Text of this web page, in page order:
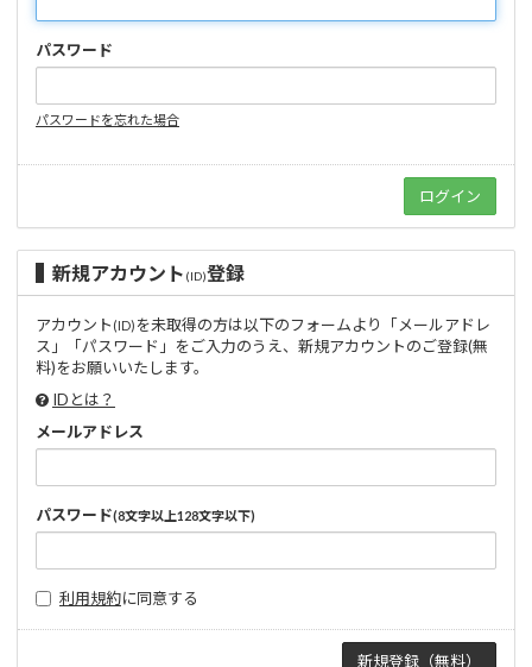
パスワード
パスワードを忘れた場合
新規アカウント (ID)登録
アカウント (ID) を未取得の方は以下のフォームより「メールアドレ
ス」「パスワード」をご入力のうえ、新規アカウントのご登録(無
料)をお願いいたします。
IDとは？
メールアドレス
パスワード(8文字以上128文字以下)
利用規約に同意する